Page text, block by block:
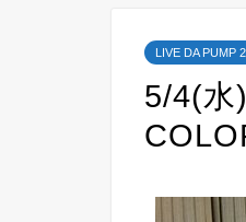
LIVE DA PUMP
5/4(水